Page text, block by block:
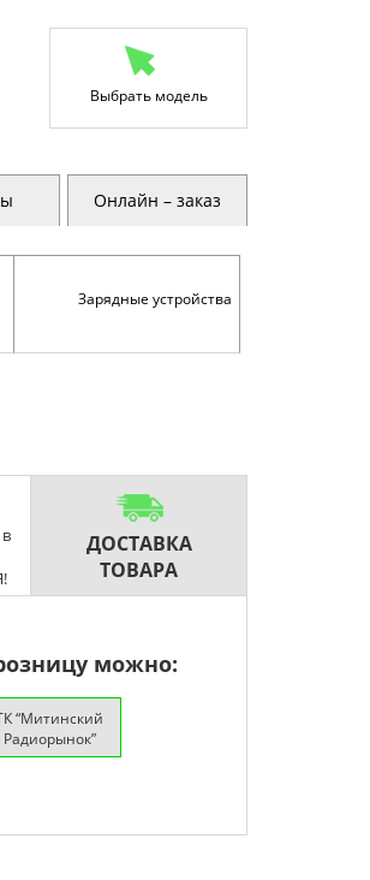
Выбрать модель
Онлайн – заказ
Зарядные устройства
ДОСТАВКА
ТОВАРА
можно:
“Митинский
Радиорынок”